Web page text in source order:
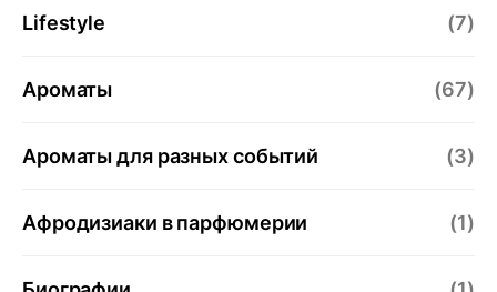
Lifestyle (7)
Ароматы (67)
Ароматы для разных событий (3)
Афродизиаки в парфюмерии (1)